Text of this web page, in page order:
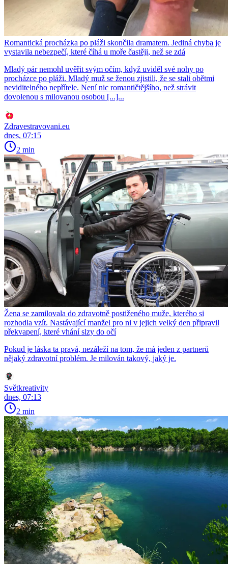
Romantická procházka po pláži skončila dramatem. Jediná chyba je
vystavila nebezpečí, které číhá u moře častěji, než se zdá
Mladý pár nemohl uvěřit svým očím, když uviděl své nohy po
procházce po pláži. Mladý muž se ženou zjistili, že se stali obětmi
neviditelného nepřítele. Není nic romantičtějšího, než strávit
dovolenou s milovanou osobou [...]...
Zdravestravovani.eu
dnes, 07:15
2 min
Žena se zamilovala do zdravotně postiženého muže, kterého si
rozhodla vzít. Nastávající manžel pro ni v jejich velký den připravil
překvapení, které vhání slzy do očí
Pokud je láska ta pravá, nezáleží na tom, že má jeden z partnerů
nějaký zdravotní problém. Je milován takový, jaký je.
Světkreativity
dnes, 07:13
2 min